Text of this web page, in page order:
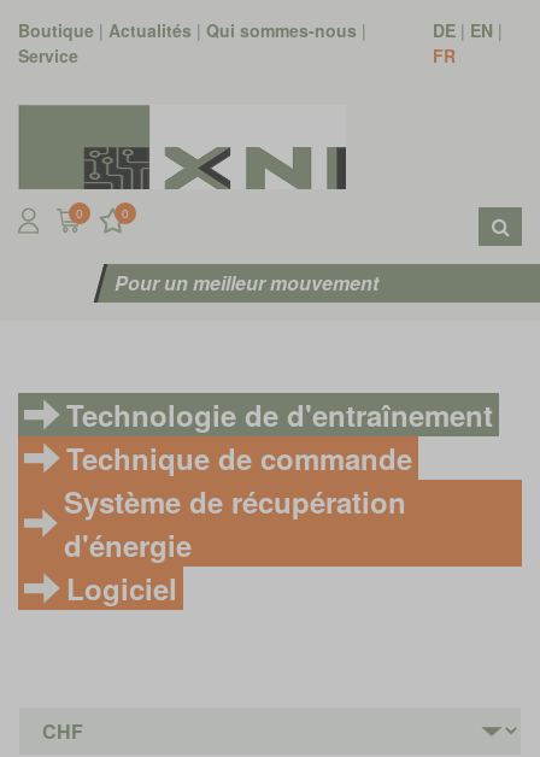
Boutique | Actualités | Qui sommes-nous |
Service
DE| EN |
FR
0 0
Pour un meilleur mouvement
Technologie de d'entraînement
Technique de commande
Système de récupération
d'énergie
Logiciel